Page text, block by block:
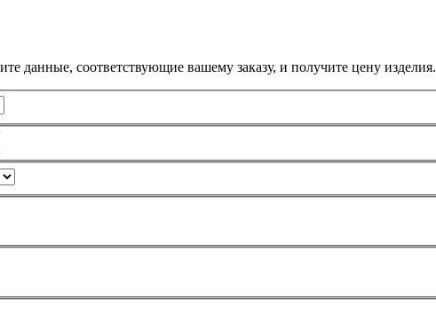
данные, соответствующие вашему заказу, и получите цену изделия.